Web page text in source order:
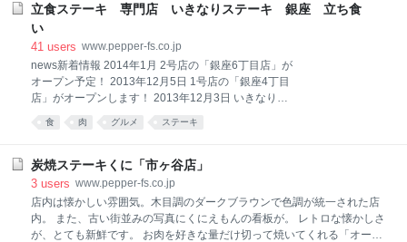
供しているステーキを半額で提供します！ この価格コ
ストパフォーマンスの実現のために！ 立食で召し上が
るスタイルのステーキ専門店とさせていただきまし
ドのリブロースステーキの1品だけです！ ステーキの
前に何も食べずに、いきなり！ステーキとワインやビ
ールで食事をお楽しみください。 ランチはステーキく
に赤坂店で行列ができる1,000円ランチの再現！！
立食ステーキ 専門店 いきなりステーキ 銀座 立ち食
い
41 users www.pepper-fs.co.jp
news新着情報 2014年1月 2号店の「銀座6丁目店」が
オープン予定！ 2013年12月5日 1号店の「銀座4丁目
店」がオープンします！ 2013年12月3日 いきなり！
ステーキ サイトをオープンしました。 いきなりステ
ーキは、立食の炭焼ステーキの専門店です。 いきな
供しているステーキを半額で提供します！ この価格コ
ストパフォーマンスの実現のために！ 立食で召し上が
るスタイルのステーキ専門店とさせていただきまし
た。 ディナータイムのメニュ―は豪州・Naruoブラン
ドのリブロースステーキの1品だけです！ ステーキの
食 肉 グルメ ステーキ
炭焼ステーキくに「市ヶ谷店」
3 users www.pepper-fs.co.jp
店内は懐かしい雰囲気。木目調のダークブラウンで色調が統一された店
内。 また、古い街並みの写真にくにえもんの看板が。 レトロな懐かしさ
が、とても新鮮です。 お肉を好きな量だけ切って焼いてくれる「オーダ